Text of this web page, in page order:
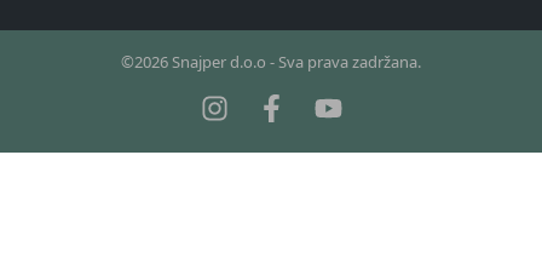
©2026 Snajper d.o.o - Sva prava zadržana.